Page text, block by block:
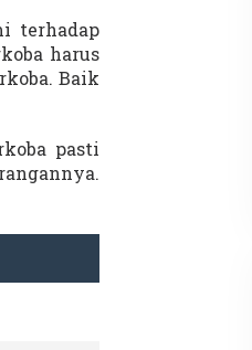
terhadap
harus
Baik
pasti